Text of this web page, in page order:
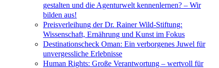
gestalten und die Agenturwelt kennenlernen? – Wir
bilden aus!
Preisverleihung der Dr. Rainer Wild-Stiftung:
Wissenschaft, Ernährung und Kunst im Fokus
Destinationscheck Oman: Ein verborgenes Juwel für
unvergessliche Erlebnisse
Human Rights: Große Verantwortung – wertvoll für